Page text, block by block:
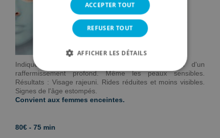
Indiqué pour les peaux matures ayant besoin d'un
raffermissement profond. Même les peaux sensibles.
Résultats : Visage rajeuni. Rides réduites et moins visibles.
Signes de l'âge estompés.
Convient aux femmes enceintes.
80€ - 75 min
ACCEPTER TOUT
REFUSER TOUT
AFFICHER LES DÉTAILS